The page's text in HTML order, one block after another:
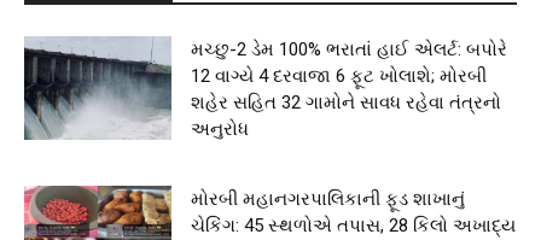
મચ્છુ-2 ડેમ 100% ભરાતાં હાઈ એલર્ટ: બપોરે
12 વાગ્યે 4 દરવાજા 6 ફૂટ ખોલાશે; મોરબી
શહેર સહિત 32 ગામોને સાવધ રહેવા તંત્રનો
અનુરોધ
મોરબી મહાનગરપાલિકાની ફૂડ શાખાનું
ચેકિંગ: 45 સ્થળોએ તપાસ, 28 કિલો અખાદ્ય